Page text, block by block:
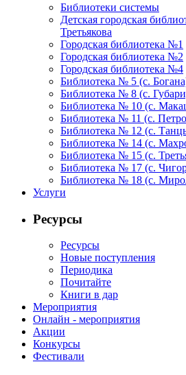
Библиотеки системы
Детская городская
Третьякова
Городская библиотека №1
Городская библиотека №2
Городская библиотека №4
Библиотека № 5 (с.
Библиотека № 8 (с.
Библиотека № 10 (с.
Библиотека № 11 (с.
Библиотека № 12 (с.
Библиотека № 14 (с.
Библиотека № 15 (с.
Библиотека № 17 (с.
Библиотека № 18 (с.
Услуги
Ресурсы
Ресурсы
Новые поступления
Периодика
Почитайте
Книги в дар
Мероприятия
Онлайн - мероприятия
Акции
Конкурсы
Фестивали